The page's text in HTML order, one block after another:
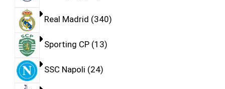
Real Madrid 340
Sporting CP 13
SSC Napoli 24